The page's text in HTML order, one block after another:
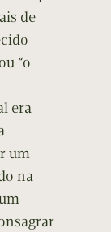
de
“o
era
um
na